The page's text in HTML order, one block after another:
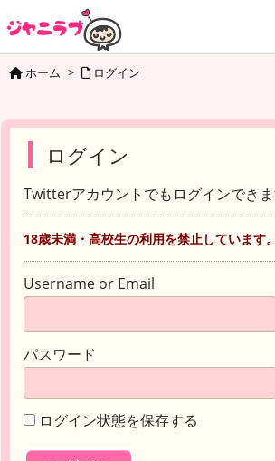
ホーム > ログイン
ログイン
Twitterアカウントでもログインでき
18歳未満・高校生の利用を禁止しています。
Username or Email
パスワード
ログイン状態を保存する